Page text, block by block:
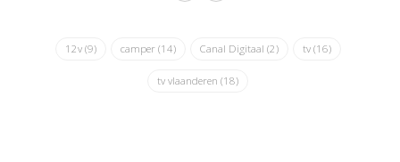
12v (9) camper (14) Canal Digitaal (2) tv (16)
tv vlaanderen (18)